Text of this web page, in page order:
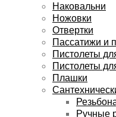
Наковальни
Ножовки
Отвертки
Пассатижи и
Пистолеты
Пистолеты
Плашки
Ручные